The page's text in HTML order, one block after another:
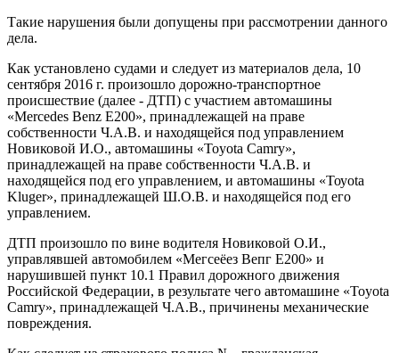
Такие нарушения были допущены при рассмотрении данного
дела.
Как установлено судами и следует из материалов дела, 10
сентября 2016 г. произошло дорожно-транспортное
происшествие (далее - ДТП) с участием автомашины
«Mercedes Benz E200», принадлежащей на праве
собственности Ч.А.В. и находящейся под управлением
Новиковой И.О., автомашины «Toyota Camry»,
принадлежащей на праве собственности Ч.А.В. и
находящейся под его управлением, и автомашины «Тоуоta
Kluger», принадлежащей Ш.О.В. и находящейся под его
управлением.
ДТП произошло по вине водителя Новиковой О.И.,
управлявшей автомобилем «Мегсеёез Вепг Е200» и
нарушившей пункт 10.1 Правил дорожного движения
Российской Федерации, в результате чего автомашине «Toyota
Camry», принадлежащей Ч.А.В., причинены механические
повреждения.